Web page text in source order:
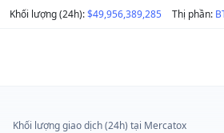
Khối lượng (24h):$49,956,389,285 Thị phần:
Khối lượng giao dịch (24h) tại Mercatox